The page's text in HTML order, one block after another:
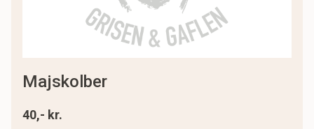
majskolber
40,- kr.